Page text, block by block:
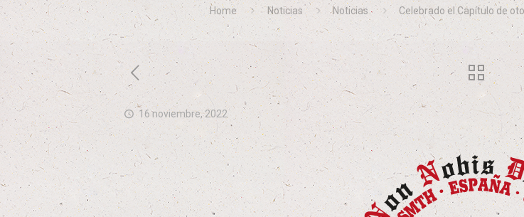
Home Noticias Noticias Celebrado el Capítulo de
16 noviembre, 2022